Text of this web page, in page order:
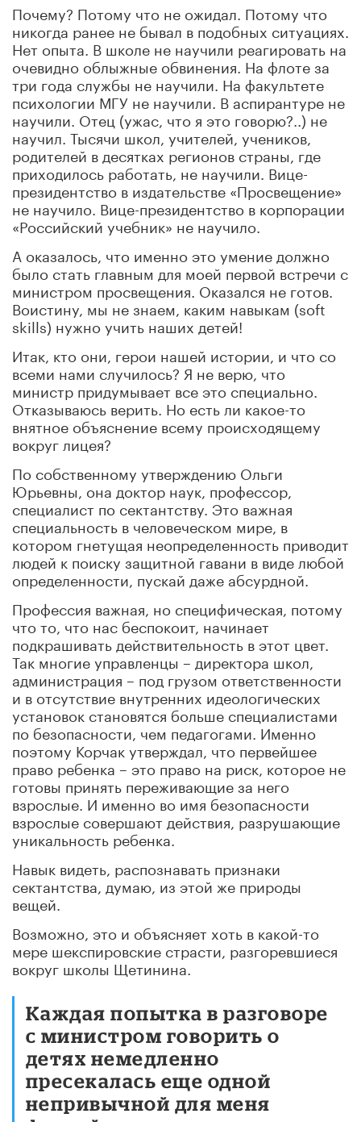
Почему? Потому что не ожидал. Потому что
никогда ранее не бывал в подобных ситуациях.
Нет опыта. В школе не научили реагировать на
очевидно облыжные обвинения. На флоте за
три года службы не научили. На факультете
психологии МГУ не научили. В аспирантуре не
научили. Отец (ужас, что я это говорю?..) не
научил. Тысячи школ, учителей, учеников,
родителей в десятках регионов страны, где
приходилось работать, не научили. Вице-
президентство в издательстве «Просвещение»
не научило. Вице-президентство в корпорации
«Российский учебник» не научило.
А оказалось, что именно это умение должно
было стать главным для моей первой встречи с
министром просвещения. Оказался не готов.
Воистину, мы не знаем, каким навыкам (soft
skills) нужно учить наших детей!
Итак, кто они, герои нашей истории, и что со
всеми нами случилось? Я не верю, что
министр придумывает все это специально.
Отказываюсь верить. Но есть ли какое-то
внятное объяснение всему происходящему
вокруг лицея?
По собственному утверждению Ольги
Юрьевны, она доктор наук, профессор,
специалист по сектантству. Это важная
специальность в человеческом мире, в
котором гнетущая неопределенность приводит
людей к поиску защитной гавани в виде любой
определенности, пускай даже абсурдной.
Профессия важная, но специфическая, потому
что то, что нас беспокоит, начинает
подкрашивать действительность в этот цвет.
Так многие управленцы – директора школ,
администрация – под грузом ответственности
и в отсутствие внутренних идеологических
установок становятся больше специалистами
по безопасности, чем педагогами. Именно
поэтому Корчак утверждал, что первейшее
право ребенка – это право на риск, которое не
готовы принять переживающие за него
взрослые. И именно во имя безопасности
взрослые совершают действия, разрушающие
уникальность ребенка.
Навык видеть, распознавать признаки
сектантства, думаю, из этой же природы
вещей.
Возможно, это и объясняет хоть в какой-то
мере шекспировские страсти, разгоревшиеся
вокруг школы Щетинина.
Каждая попытка в разговоре
с министром говорить о
детях немедленно
пресекалась еще одной
непривычной для меня